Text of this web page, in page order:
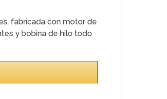
fabricada con motor de
y bobina de hilo todo